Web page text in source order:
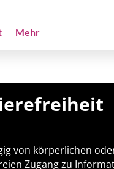
Mehr
von körperlichen
Zugang zu